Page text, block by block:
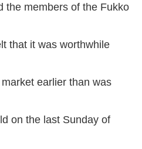
the members of the Fukko
that it was worthwhile
earlier than was
on the last Sunday of